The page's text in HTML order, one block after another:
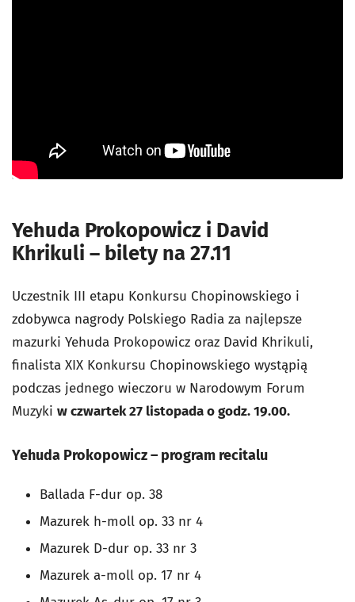
Yehuda Prokopowicz i David
Khrikuli – bilety na 27.11
Uczestnik III etapu Konkursu Chopinowskiego i
zdobywca nagrody Polskiego Radia za najlepsze
mazurki Yehuda Prokopowicz oraz David Khrikuli,
finalista XIX Konkursu Chopinowskiego wystąpią
podczas jednego wieczoru w Narodowym Forum
Muzyki w czwartek 27 listopada o godz. 19.00.
Yehuda Prokopowicz – program recitalu
Ballada F-dur op. 38
Mazurek h-moll op. 33 nr 4
Mazurek D-dur op. 33 nr 3
Mazurek a-moll op. 17 nr 4